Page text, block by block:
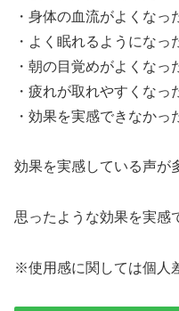
・身体の血流がよくなっ
・よく眠れるようになっ
・朝の目覚めがよくなっ
・疲れが取れやすくなっ
・効果を実感できなかっ
効果を実感している声が
思ったような効果を実感
※使用感に関しては個人